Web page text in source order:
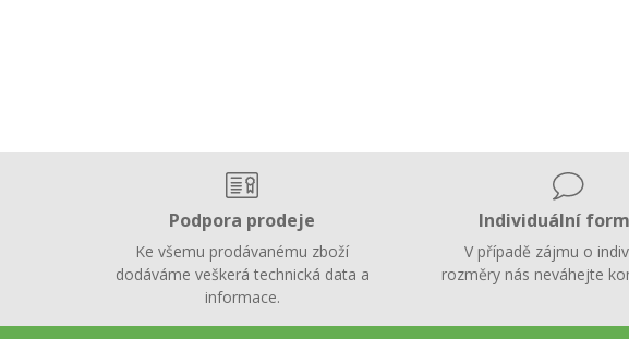
Podpora prodeje
Ke všemu prodávanému zboží
dodáváme veškerá technická data a
informace.
Individuální
V případě zájmu o
rozměry nás neváhejte